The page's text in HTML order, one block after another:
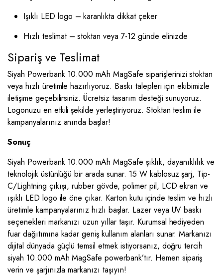
Işıklı LED logo – karanlıkta dikkat çeker
Hızlı teslimat – stoktan veya 7-12 günde elinizde
Sipariş ve Teslimat
Siyah Powerbank 10.000 mAh MagSafe siparişlerinizi stoktan
veya hızlı üretimle hazırlıyoruz. Baskı talepleri için ekibimizle
iletişime geçebilirsiniz. Ücretsiz tasarım desteği sunuyoruz.
Logonuzu en etkili şekilde yerleştiriyoruz. Stoktan teslim ile
kampanyalarınız anında başlar!
Sonuç
Siyah Powerbank 10.000 mAh MagSafe şıklık, dayanıklılık ve
teknolojik üstünlüğü bir arada sunar. 15 W kablosuz şarj, Tip-
C/Lightning çıkışı, rubber gövde, polimer pil, LCD ekran ve
ışıklı LED logo ile öne çıkar. Karton kutu içinde teslim ve hızlı
üretimle kampanyalarınız hızlı başlar. Lazer veya UV baskı
seçenekleri markanızı uzun yıllar taşır. Kurumsal hediyeden
fuar dağıtımına kadar geniş kullanım alanları sunar. Markanızı
dijital dünyada güçlü temsil etmek istiyorsanız, doğru tercih
siyah 10.000 mAh MagSafe powerbank’tır. Hemen sipariş
verin ve şarjınızla markanızı taşıyın!